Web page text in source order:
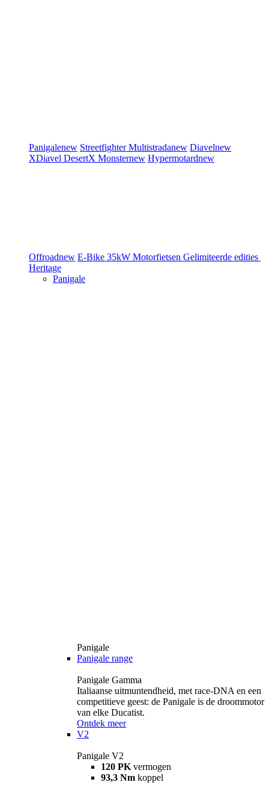
Panigalenew StreetfighterMultistradanew Diavelnew
XDiavel DesertX Monsternew Hypermotardnew
Offroadnew E-Bike 35kW Motorfietsen Gelimiteerde edities
Heritage
Panigale
Panigale
Panigale range
Panigale Gamma
Italiaanse uitmuntendheid, met race-DNA en een
competitieve geest: de Panigale is de droommotor
van elke Ducatist.
Ontdek meer
V2
Panigale V2
120 PK vermogen
93,3 Nm koppel